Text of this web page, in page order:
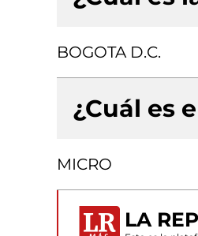
BOGOTA D.C.
¿Cuál es
MICRO
LA